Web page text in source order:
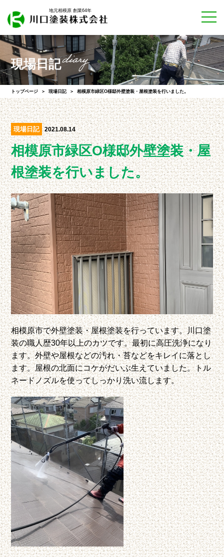
地元相模原 創業64年
現場日記
トップページ 現場日記 相模原市緑区O様邸外壁塗装・屋根塗装を行いました。
現場日記 2021.08.14
相模原市緑区O様邸外壁塗装・屋
根塗装を行いました。
相模原市で外壁塗装・屋根塗装を行っています。川口塗
装の職人歴30年以上のカツです。最初に高圧洗浄になり
ます。外壁や屋根などの汚れ・苔などをキレイに落とし
ます。屋根の北面にコケがだいぶ生えていました。トル
ネードノズルを使ってしっかり洗い流します。